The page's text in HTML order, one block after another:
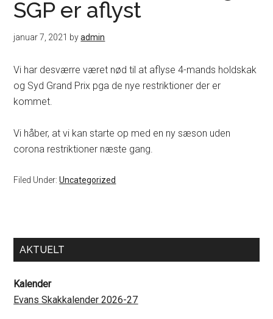
SGP er aflyst
januar 7, 2021 byadmin
Vi har desværre været nød til at aflyse 4-mands holdskak
og Syd Grand Prix pga de nye restriktioner der er
kommet.
Vi håber, at vi kan starte op med en ny sæson uden
corona restriktioner næste gang.
Filed Under:Uncategorized
Primary
AKTUELT
Kalender
Evans Skakkalender 2026-27